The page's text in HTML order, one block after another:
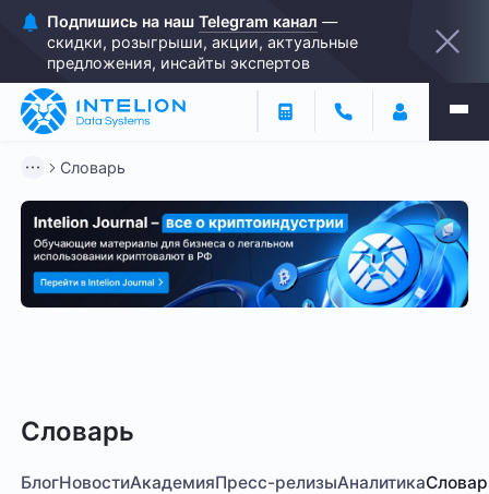
Подпишись на наш Telegram канал —
скидки, розыгрыши, акции, актуальные
предложения, инсайты экспертов
Словарь
Словарь
БлогНовостиАкадемияПресс-релизыАналитика